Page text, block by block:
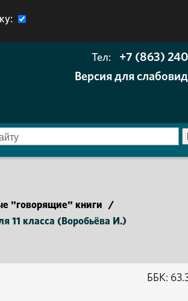
Тел:
+7 (863)
Версия для
"говорящие" книги
/
11 класса (Воробьёва И.)
ББК: